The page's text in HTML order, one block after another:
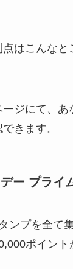
はこんなと
ジにて、あ
きます。
ー プライ
ンプを全て
ポイン